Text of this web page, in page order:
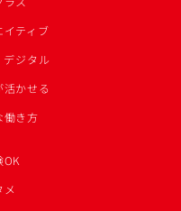
イティブ
デジタル
活かせる
働き方
OK
メ